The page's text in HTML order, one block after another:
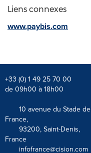
Liens connexes
www.paybis.com
+33 (0) 1 49 25 70 00
de 09h00 à 18h00
10 avenue du Stade de
France,
93200, Saint-Denis,
France
infofrance@cision.com